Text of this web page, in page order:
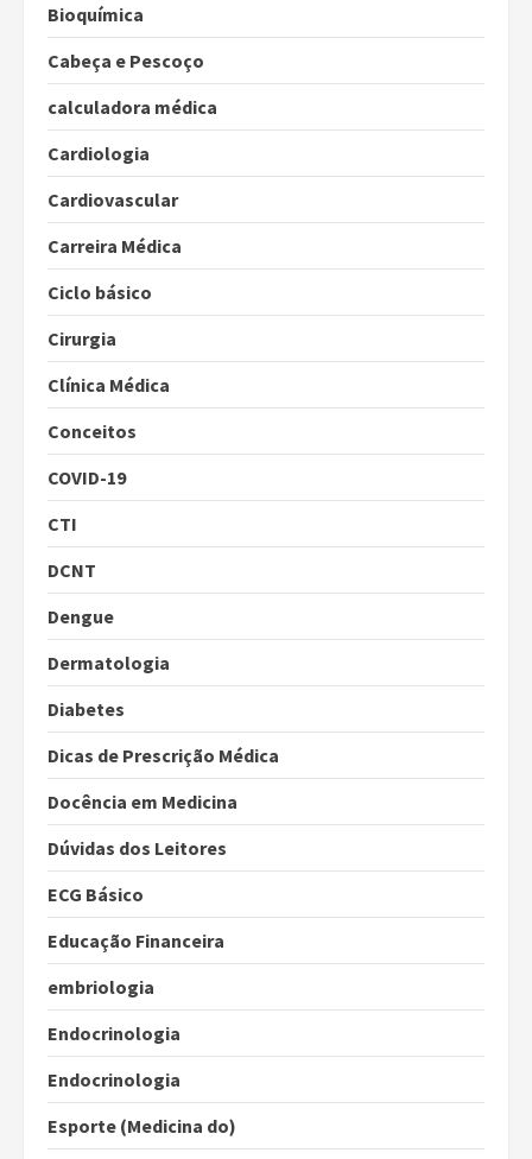
Bioquímica
Cabeça e Pescoço
calculadora médica
Cardiologia
Cardiovascular
Carreira Médica
Ciclo básico
Cirurgia
Clínica Médica
Conceitos
COVID-19
CTI
DCNT
Dengue
Dermatologia
Diabetes
Dicas de Prescrição Médica
Docência em Medicina
Dúvidas dos Leitores
ECG Básico
Educação Financeira
embriologia
Endocrinologia
Endocrinologia
Esporte (Medicina do)